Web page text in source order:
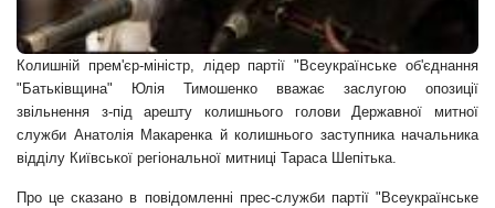
Колишній прем'єр-міністр, лідер партії "Всеукраїнське об'єднання
"Батьківщина" Юлія Тимошенко вважає заслугою опозиції
звільнення з-під арешту колишнього голови Державної митної
служби Анатолія Макаренка й колишнього заступника начальника
відділу Київської регіональної митниці Тараса Шепітька.
Про це сказано в повідомленні прес-служби партії "Всеукраїнське